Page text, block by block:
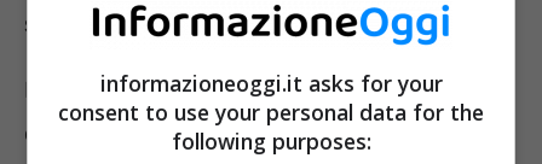
sappiamo dei requisiti generali?
Possiamo dire che questi risultano essere i
classici requisiti previsti da ogni concorso.
informazioneoggi.it asks for your
consent to use your personal data for the
following purposes: